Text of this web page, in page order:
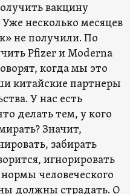
вакцину
несколько месяцев
не получили. По
Pfizer и Moderna
когда мы это
китайские партнеры
У нас есть
делать тем, у кого
Значит,
забирать
игнорировать
человеческого
должны страдать. О